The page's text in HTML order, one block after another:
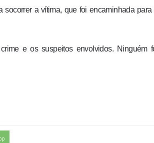
a vítima, que foi encaminhada para
e os suspeitos envolvidos. Ninguém